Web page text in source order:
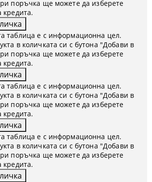
поръчка ще можете да изберете
кредита.
таблица е с информационна цел.
в количката си с бутона "Добави в
поръчка ще можете да изберете
кредита.
таблица е с информационна цел.
в количката си с бутона "Добави в
поръчка ще можете да изберете
кредита.
таблица е с информационна цел.
в количката си с бутона "Добави в
поръчка ще можете да изберете
кредита.